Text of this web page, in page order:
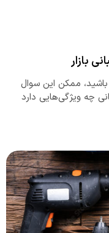
بازار
ممکن این سوال
چه ویژگی‌هایی دارد
کرد. در این مقاله،
آن پرداخته شده